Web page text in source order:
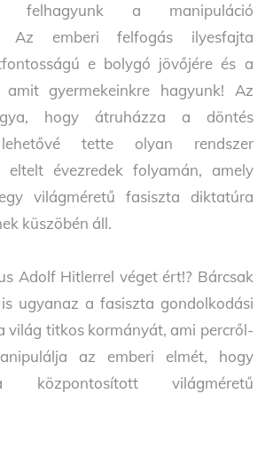
felhagyunk a manipuláció
Az emberi felfogás ilyesfajta
e bolygó jövőjére és a
gyermekeinkre hagyunk! Az
hogy átruházza a döntés
lehetővé tette olyan rendszer
eltelt évezredek folyamán, amely
világméretű fasiszta diktatúra
küszöbén áll.
Adolf Hitlerrel véget ért!? Bárcsak
ugyanaz a fasiszta gondolkodási
világ titkos kormányát, ami percről-
az emberi elmét, hogy
központosított világméretű